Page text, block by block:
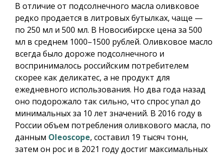
В отличие от подсолнечного масла оливковое
редко продается в литровых бутылках, чаще —
по 250 мл и 500 мл. В Новосибирске цена за 500
мл в среднем 1000–1500 рублей. Оливковое масло
всегда было дороже подсолнечного и
воспринималось российским потребителем
скорее как деликатес, а не продукт для
ежедневного использования. Но два года назад
оно подорожало так сильно, что спрос упал до
минимальных за 10 лет значений. В 2016 году в
России объем потребления оливкового масла, по
данным Oleoscope, составил 19 тысяч тонн,
затем он рос и в 2021 году достиг максимальных